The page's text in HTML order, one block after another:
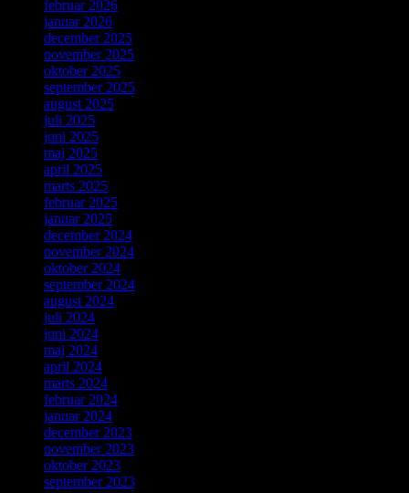
februar 2026
januar 2026
december 2025
november 2025
oktober 2025
september 2025
august 2025
juli 2025
juni 2025
maj 2025
april 2025
marts 2025
februar 2025
januar 2025
december 2024
november 2024
oktober 2024
september 2024
august 2024
juli 2024
juni 2024
maj 2024
april 2024
marts 2024
februar 2024
januar 2024
december 2023
november 2023
oktober 2023
september 2023